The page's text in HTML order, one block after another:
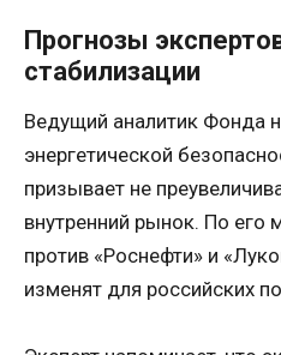
Прогнозы
стабилизации
Ведущий аналитик Фонда
энергетической
призывает не
внутренний рынок. По его
против «Роснефти» и
изменят для российских